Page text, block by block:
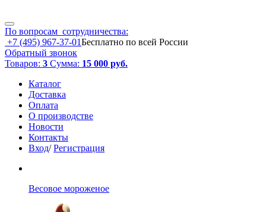
По вопросам сотрудничества:
+7 (495) 967-37-01Бесплатно по всей России
Обратный звонок
Товаров: 3 Сумма: 15 000 руб.
Каталог
Доставка
Оплата
О производстве
Новости
Контакты
Вход/ Регистрация
Весовое мороженое